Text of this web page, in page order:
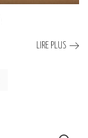
LIRE PLUS